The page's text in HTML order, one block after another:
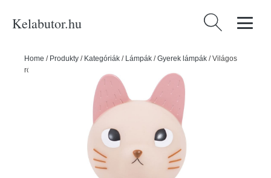
Kelabutor.hu Keresés:
Home / Produkty / Kategóriák / Lámpák /Gyerek lámpák /Világos
rózsaszín gyerek lámpa ø 8,5 cm Cat – Moulin Roty